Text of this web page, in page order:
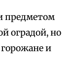
предметом
оградой, но
и